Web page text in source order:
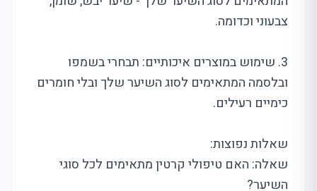
צבעוני וכדומה.
3. שימוש במוצרים איכותיים: תבחרי בשמפו
ובלסמה המתאימים לסוג השיער שלך ובלי חומרים
כימיים רעילים.
שאלות נפוצות:
שאלה: האם טיפולי קרטין מתאימים לכל סוגי
השיער?